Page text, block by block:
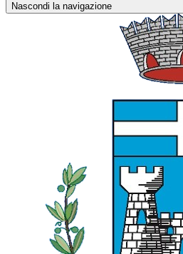
Nascondi la navigazione